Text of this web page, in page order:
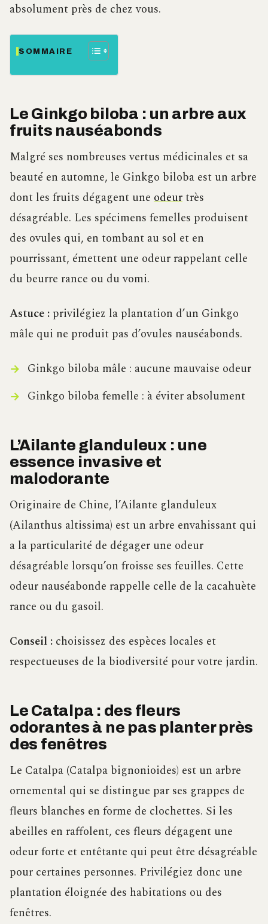
absolument près de chez vous.
SOMMAIRE
Le Ginkgo biloba : un arbre aux
fruits nauséabonds
Malgré ses nombreuses vertus médicinales et sa
beauté en automne, le Ginkgo biloba est un arbre
dont les fruits dégagent une odeurtrès
désagréable. Les spécimens femelles produisent
des ovules qui, en tombant au sol et en
pourrissant, émettent une odeur rappelant celle
du beurre rance ou du vomi.
Astuce : privilégiez la plantation d’un Ginkgo
mâle qui ne produit pas d’ovules nauséabonds.
Ginkgo biloba mâle : aucune mauvaise odeur
Ginkgo biloba femelle : à éviter absolument
L’Ailante glanduleux : une
essence invasive et
malodorante
Originaire de Chine, l’Ailante glanduleux
(Ailanthus altissima) est un arbre envahissant qui
a la particularité de dégager une odeur
désagréable lorsqu’on froisse ses feuilles. Cette
odeur nauséabonde rappelle celle de la cacahuète
rance ou du gasoil.
Conseil : choisissez des espèces locales et
respectueuses de la biodiversité pour votre jardin.
Le Catalpa : des fleurs
odorantes à ne pas planter près
des fenêtres
Le Catalpa (Catalpa bignonioides) est un arbre
ornemental qui se distingue par ses grappes de
fleurs blanches en forme de clochettes. Si les
abeilles en raffolent, ces fleurs dégagent une
odeur forte et entêtante qui peut être désagréable
pour certaines personnes. Privilégiez donc une
plantation éloignée des habitations ou des
fenêtres.